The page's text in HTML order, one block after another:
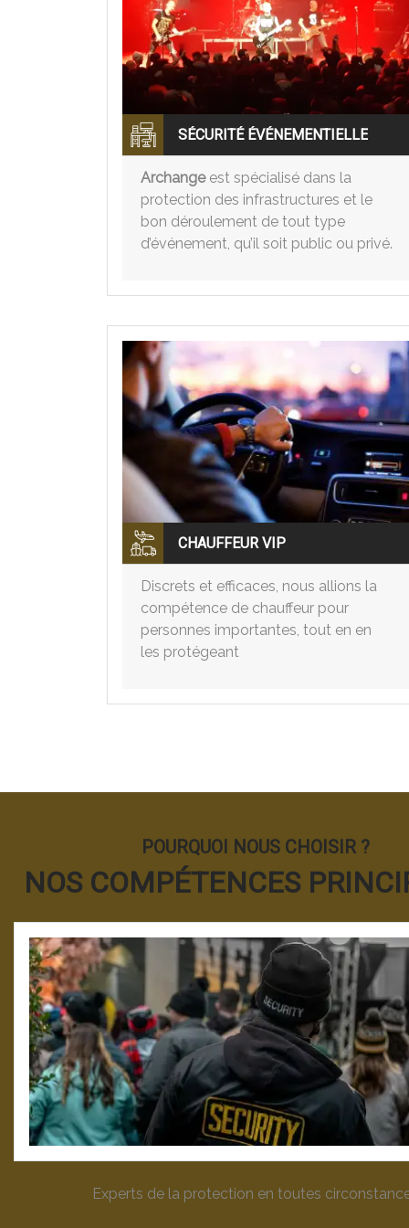
SÉCURITÉ ÉVÉNEMENTIELLE
Archangeest spécialisé dans la
protection des infrastructures et le
bon déroulement de tout type
d’événement, qu’il soit public ou privé.
CHAUFFEUR VIP
Discrets et efficaces, nous allions la
compétence de chauffeur pour
personnes importantes, tout en en
les protégeant
POURQUOI NOUS CHOISIR ?
NOS COMPÉTENCES
Experts de la protection en toutes